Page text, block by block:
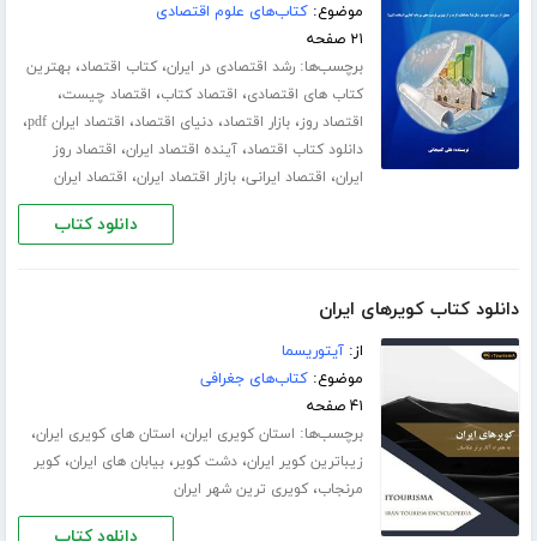
موضوع:کتاب‌های علوم اقتصادی
۲۱ صفحه
برچسب‌ها:رشد اقتصادی در ایران،کتاب اقتصاد،بهترین
کتاب های اقتصادی، اقتصاد کتاب، اقتصاد چیست،
اقتصاد روز،بازار اقتصاد،دنیای اقتصاد، اقتصاد ایران pdf ،
دانلود کتاب اقتصاد،آینده اقتصاد ایران، اقتصاد روز
ایران، اقتصاد ایرانی،بازار اقتصاد ایران، اقتصاد ایران
دانلود کتاب
دانلود کتاب کویرهای ایران
از:آیتوریسما
موضوع:کتاب‌های جغرافی
۴۱ صفحه
برچسب‌ها: استان کویری ایران، استان های کویری ایران،
زیباترین کویر ایران،دشت کویر،بیابان های ایران،کویر
مرنجاب،کویری ترین شهر ایران